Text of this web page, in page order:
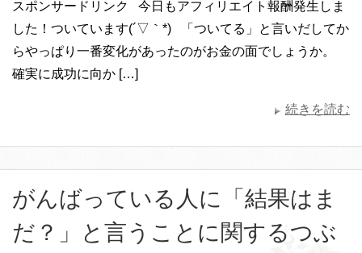
スポンサードリンク 今日もアフィリエイト報酬発生しま
した！ついています(´▽｀*) 「ついてる」と言いだしてか
らやっぱり一番変化があったのがお金の面でしょうか。
確実に成功に向か […]
続きを読む
がんばっている人に「結果はま
だ？」と言うことに関するつぶ